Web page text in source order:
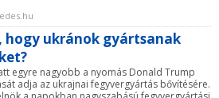
hogy ukránok gyártsanak
egyre nagyobb a nyomás Donald Trump
adja az ukrajnai fegyvergyártás bővítésére.